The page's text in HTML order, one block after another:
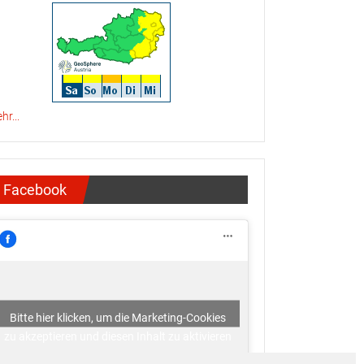
Facebook
Bitte hier klicken, um die Marketing-Cookies